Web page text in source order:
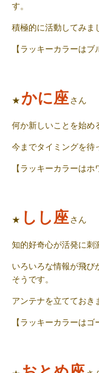
す。
積極的に活動してみま
【ラッキーカラー
★ かに座さん
何か新しいことを始め
今までタイミングを待
【ラッキーカラー
★ しし座さん
知的好奇心が活発に刺
いろいろな情報が飛び
そうです。
アンテナを立てておき
【ラッキーカラー